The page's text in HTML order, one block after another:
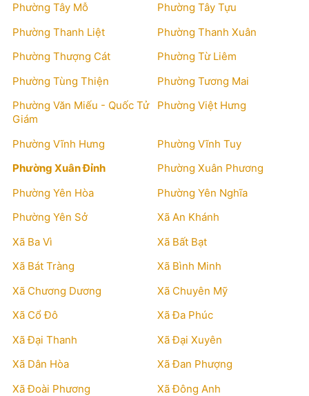
Phường Tây Mỗ
Phường Tây Tựu
Phường Thanh Liệt
Phường Thanh Xuân
Phường Thượng Cát
Phường Từ Liêm
Phường Tùng Thiện
Phường Tương Mai
Phường Văn Miếu - Quốc Tử
Giám
Phường Việt Hưng
Phường Vĩnh Hưng
Phường Vĩnh Tuy
Phường Xuân Đỉnh
Phường Xuân Phương
Phường Yên Hòa
Phường Yên Nghĩa
Phường Yên Sở
Xã An Khánh
Xã Ba Vì
Xã Bất Bạt
Xã Bát Tràng
Xã Bình Minh
Xã Chương Dương
Xã Chuyên Mỹ
Xã Cổ Đô
Xã Đa Phúc
Xã Đại Thanh
Xã Đại Xuyên
Xã Dân Hòa
Xã Đan Phượng
Xã Đoài Phương
Xã Đông Anh